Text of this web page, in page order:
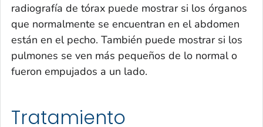
radiografía de tórax puede mostrar si los órganos
que normalmente se encuentran en el abdomen
están en el pecho. También puede mostrar si los
pulmones se ven más pequeños de lo normal o
fueron empujados a un lado.
Tratamiento